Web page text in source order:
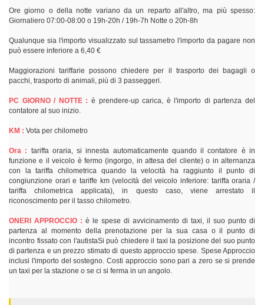
Ore giorno o della notte variano da un reparto all'altro, ma più spesso:
Giornaliero 07:00-08:00 o 19h-20h / 19h-7h Notte o 20h-8h
Qualunque sia l'importo visualizzato sul tassametro l'importo da pagare non
può essere inferiore a 6,40 €
Maggiorazioni tariffarie possono chiedere per il trasporto dei bagagli o
pacchi, trasporto di animali, più di 3 passeggeri.
PC GIORNO / NOTTE : è prendere-up carica, è l'importo di partenza del
contatore al suo inizio.
KM : Vota per chilometro
Ora : tariffa oraria, si innesta automaticamente quando il contatore è in
funzione e il veicolo è fermo (ingorgo, in attesa del cliente) o in alternanza
con la tariffa chilometrica quando la velocità ha raggiunto il punto di
congiunzione orari e tariffe km (velocità del veicolo inferiore: tariffa oraria /
tariffa chilometrica applicata), in questo caso, viene arrestato il
riconoscimento per il tasso chilometro.
ONERI APPROCCIO : è le spese di avvicinamento di taxi, il suo punto di
partenza al momento della prenotazione per la sua casa o il punto di
incontro fissato con l'autistaSi può chiedere il taxi la posizione del suo punto
di partenza e un prezzo stimato di questo approccio spese. Spese Approccio
inclusi l'importo del sostegno. Costi approccio sono pari a zero se si prende
un taxi per la stazione o se ci si ferma in un angolo.